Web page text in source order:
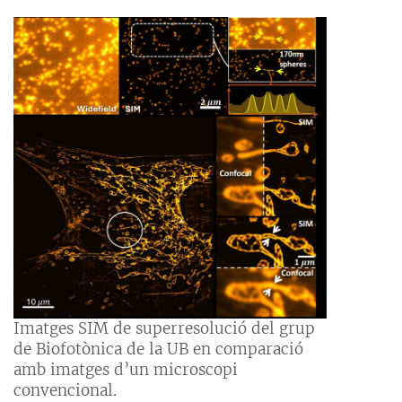
Imatges SIM de superresolució del grup
de Biofotònica de la UB en comparació
amb imatges d’un microscopi
convencional.